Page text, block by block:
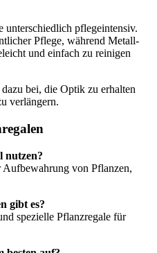
unterschiedlich pflegeintensiv.
Pflege, während Metall-
und einfach zu reinigen
bei, die Optik zu erhalten
verlängern.
nutzen?
Aufbewahrung von Pflanzen,
gibt es?
spezielle Pflanzregale für